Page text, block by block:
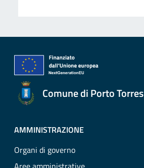
Comune di Porto Torres
AMMINISTRAZIONE
Organi di governo